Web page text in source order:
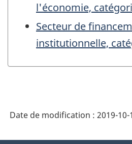
l'économie,
Secteur de
institutionnelle,
Date de modification : 2019-10-